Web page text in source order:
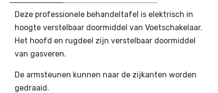
Deze professionele behandeltafel is elektrisch in
hoogte verstelbaar doormiddel van Voetschakelaar.
Het hoofd en rugdeel zijn verstelbaar doormiddel
van gasveren.
De armsteunen kunnen naar de zijkanten worden
gedraaid.